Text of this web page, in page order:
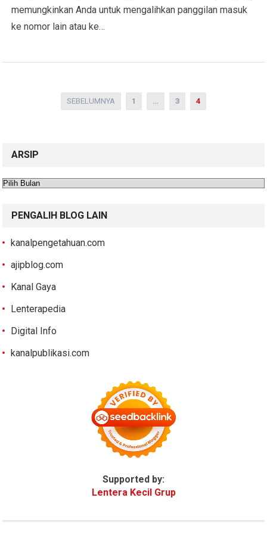
memungkinkan Anda untuk mengalihkan panggilan masuk
ke nomor lain atau ke…
SEBELUMNYA 1 … 3 4
ARSIP
Arsip
PENGALIH BLOG LAIN
kanalpengetahuan.com
ajipblog.com
Kanal Gaya
Lenterapedia
Digital Info
kanalpublikasi.com
Supported by:
Lentera Kecil Grup